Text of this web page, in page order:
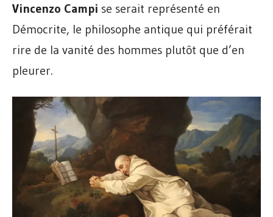
Vincenzo Campi se serait représenté en
Démocrite, le philosophe antique qui préférait
rire de la vanité des hommes plutôt que d’en
pleurer.